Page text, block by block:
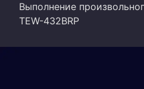
Выполнение
TEW-432BRP